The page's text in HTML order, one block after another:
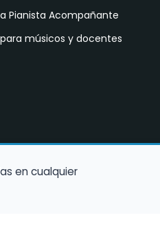
Pianista Acompañante
músicos y docentes
en cualquier